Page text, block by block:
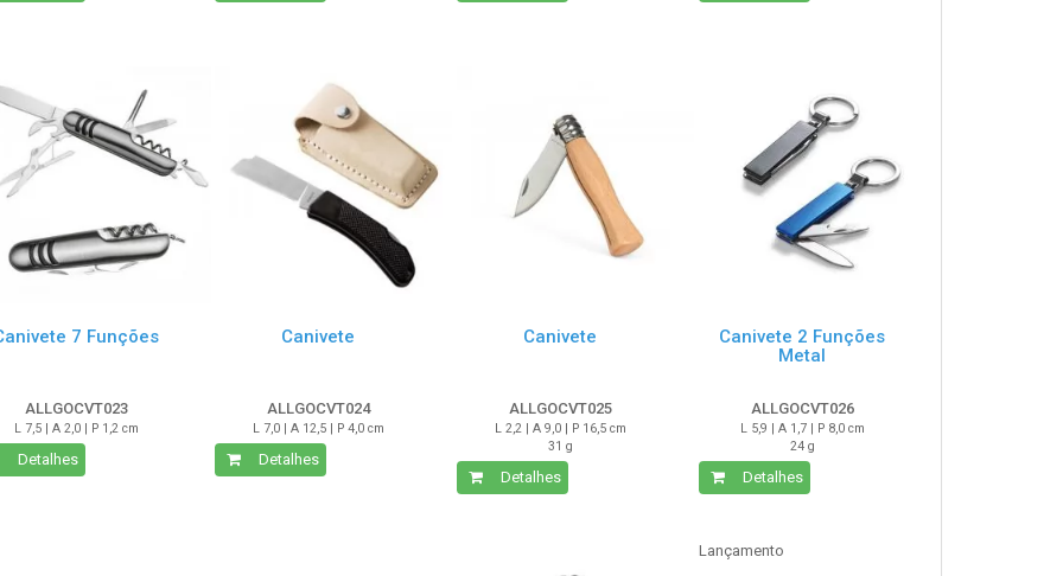
7 Funções
ALLGOCVT023
L 7,5 | A 2,0 | P 1,2 cm
Detalhes
Canivete
ALLGOCVT024
L 7,0 | A 12,5 | P 4,0 cm
Detalhes
Canivete
ALLGOCVT025
L 2,2 | A 9,0 | P 16,5 cm
31 g
Detalhes
Canivete 2 Funções
Metal
ALLGOCVT026
L 5,9 | A 1,7 | P 8,0 cm
24 g
Detalhes
Lançamento